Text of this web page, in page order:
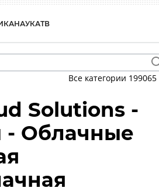
НАУКАТВ
Все категории 199065
Solutions -
- Облачные